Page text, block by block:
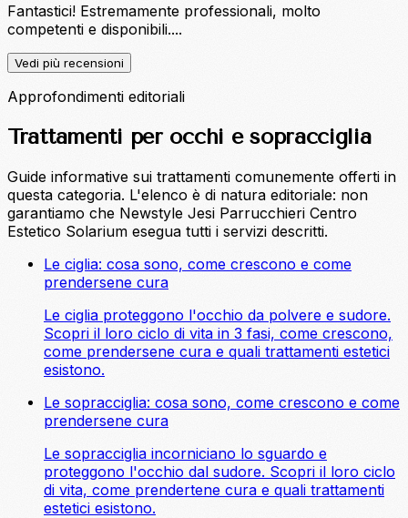
Fantastici! Estremamente professionali, molto
competenti e disponibili....
Vedi più recensioni
Approfondimenti editoriali
Trattamenti per occhi e sopracciglia
Guide informative sui trattamenti comunemente offerti in
questa categoria. L'elenco è di natura editoriale: non
garantiamo che Newstyle Jesi Parrucchieri Centro
Estetico Solarium esegua tutti i servizi descritti.
Le ciglia: cosa sono, come crescono e come
prendersene cura
Le ciglia proteggono l'occhio da polvere e sudore.
Scopri il loro ciclo di vita in 3 fasi, come crescono,
come prendersene cura e quali trattamenti estetici
esistono.
Le sopracciglia: cosa sono, come crescono e come
prendersene cura
Le sopracciglia incorniciano lo sguardo e
proteggono l'occhio dal sudore. Scopri il loro ciclo
di vita, come prendertene cura e quali trattamenti
estetici esistono.